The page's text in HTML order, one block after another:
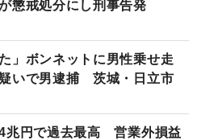
懲戒処分にし刑事告発
」ボンネットに男性乗せ走
いで男逮捕 茨城・日立市
円で過去最高 営業外損益